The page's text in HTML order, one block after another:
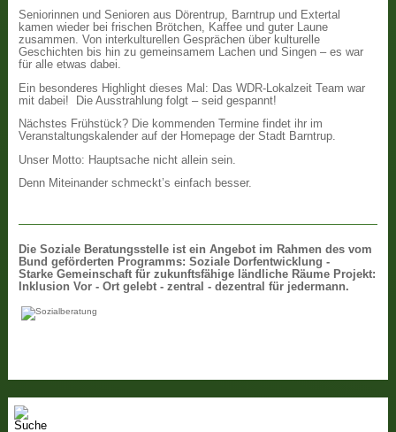
Seniorinnen und Senioren aus Dörentrup, Barntrup und Extertal
kamen wieder bei frischen Brötchen, Kaffee und guter Laune
zusammen. Von interkulturellen Gesprächen über kulturelle
Geschichten bis hin zu gemeinsamem Lachen und Singen – es war
für alle etwas dabei.
Ein besonderes Highlight dieses Mal: Das WDR-Lokalzeit Team war
mit dabei! Die Ausstrahlung folgt – seid gespannt!
Nächstes Frühstück? Die kommenden Termine findet ihr im
Veranstaltungskalender auf der Homepage der Stadt Barntrup.
Unser Motto: Hauptsache nicht allein sein.
Denn Miteinander schmeckt’s einfach besser.
Die Soziale Beratungsstelle ist ein Angebot im Rahmen des vom
Bund geförderten Programms: Soziale Dorfentwicklung -
Starke Gemeinschaft für zukunftsfähige ländliche Räume Projekt:
Inklusion Vor - Ort gelebt - zentral - dezentral für jedermann.